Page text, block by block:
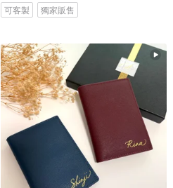
可客製 獨家販售